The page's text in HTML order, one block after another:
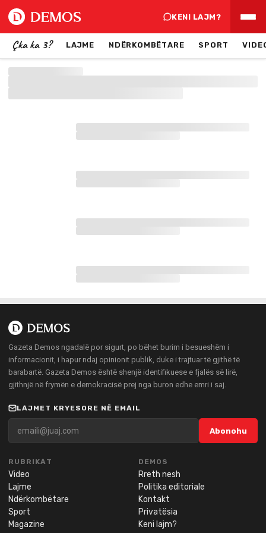
KENI LAJM?
Çka ka 3? LAJME NDËRKOMBËTARE SPORT
Gazeta Demos ngadalë por sigurt, po bëhet burim i besueshëm i
informacionit, i hapur ndaj opinionit publik, duke i trajtuar të gjithë të
barabartë. Gazeta Demos është shenjë identifikuese e fjalës së lirë,
gjithnjë në frymën e demokracisë prej nga buron edhe emri i saj.
LAJMET KRYESORE NË EMAIL
Abonohu
RUBRIKAT
Video
Lajme
Ndërkombëtare
Sport
Magazine
DEMOS
Rreth nesh
Politika editoriale
Kontakt
Privatësia
Keni lajm?